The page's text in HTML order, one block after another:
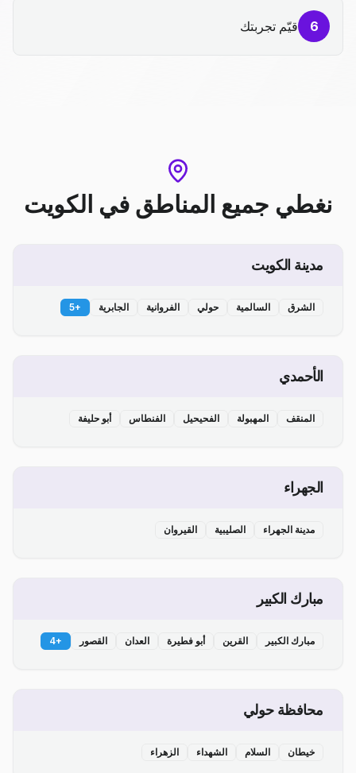
6 قيّم تجربتك
نغطي جميع المناطق في الكويت
مدينة الكويت
الشرق السالمية حولي الفروانية الجابرية +
5
الأحمدي
المنقف المهبولة الفحيحيل الفنطاس أبو حليفة
الجهراء
مدينة الجهراء الصليبية القيروان
مبارك الكبير
مبارك الكبير القرين أبو فطيرة العدان القصور +
4
محافظة حولي
خيطان السلام الشهداء الزهراء